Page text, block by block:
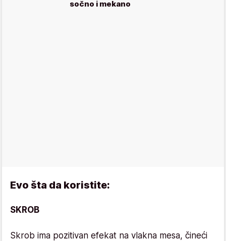
sočno i mekano
Evo šta da koristite:
SKROB
Skrob ima pozitivan efekat na vlakna mesa, čineći